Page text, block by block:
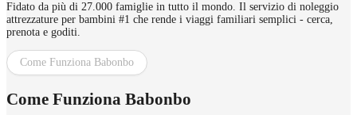
Fidato da più di 27.000 famiglie in tutto il mondo. Il servizio di noleggio
attrezzature per bambini #1 che rende i viaggi familiari semplici - cerca,
prenota e goditi.
Come Funziona Babonbo
Come Funziona Babonbo